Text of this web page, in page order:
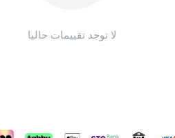
لا توجد تقييمات حاليا